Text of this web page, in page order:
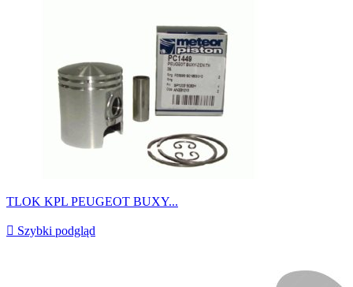
TLOK KPL PEUGEOT BUXY...
 Szybki podgląd